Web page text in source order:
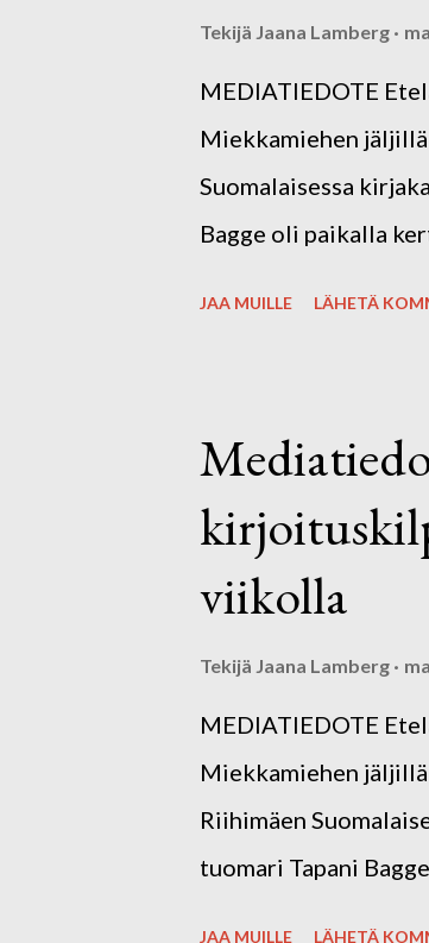
Tekijä Jaana Lamberg
MEDIATIEDOTE
Miekkamiehen
Suomalaisessa
Bagge oli paikalla
Alle 18-vuotiaiden
loppuun asti mietitty
Aikuisten sarjassa
joukosta, koska ne
Jotkut taas sortuivat
JAA MUILLE LÄHETÄ
viikolla
Tekijä Jaana Lamberg
MEDIATIEDOTE
Miekkamiehen
Riihimäen
tuomari Tapani
JAA MUILLE LÄHETÄ